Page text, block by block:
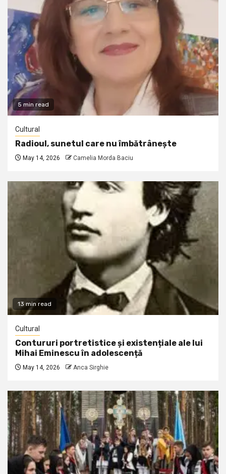
5 min read
Cultural
Radioul, sunetul care nu îmbătrânește
May 14, 2026 Camelia Morda Baciu
13 min read
Cultural
Contururi portretistice și existențiale ale lui
Mihai Eminescu în adolescență
May 14, 2026 Anca Sirghie